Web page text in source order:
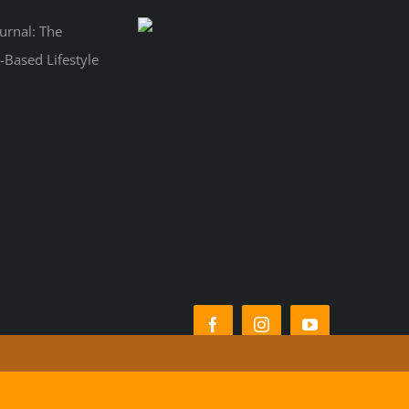
FacebookInstagramYouTube